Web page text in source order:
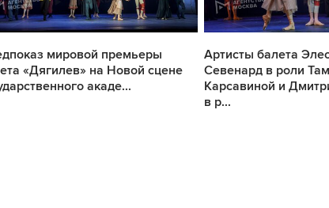
мировой премьеры
«Дягилев» на Новой сцене
акаде...
Артисты балета
Севенард в роли
Карсавиной и
в р...